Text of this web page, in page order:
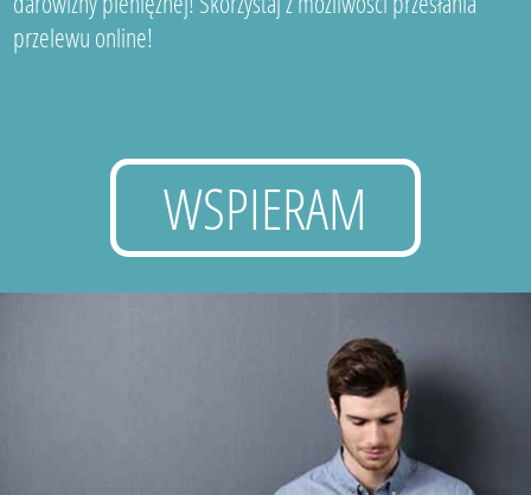
przelewu online!
WSPIERAM